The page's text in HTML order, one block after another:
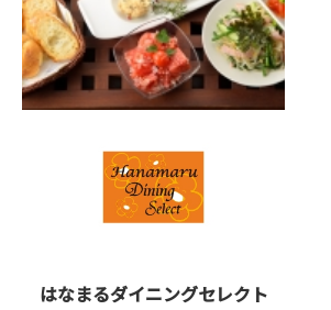
はなまるダイニングセレクト